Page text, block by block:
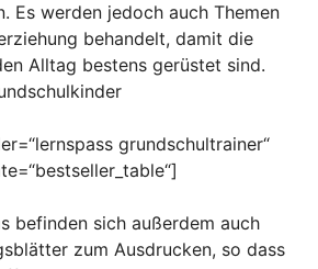
Es werden jedoch auch Themen
behandelt, damit die
Alltag bestens gerüstet sind.
grundschultrainer“
befinden sich außerdem auch
zum Ausdrucken, so dass